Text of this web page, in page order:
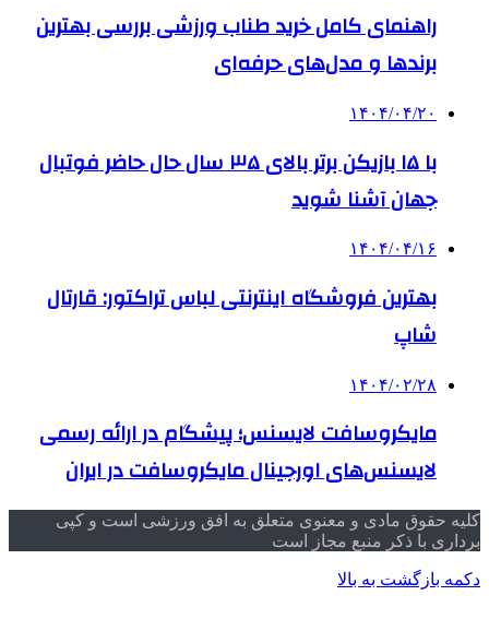
راهنمای کامل خرید طناب ورزشی بررسی بهترین
برندها و مدل‌های حرفه‌ای
۱۴۰۴/۰۴/۲۰
با ۱۵ بازیکن برتر بالای ۳۵ سال حال حاضر فوتبال
جهان آشنا شوید
۱۴۰۴/۰۴/۱۶
بهترین فروشگاه اینترنتی لباس تراکتور: قارتال
شاپ
۱۴۰۴/۰۲/۲۸
مایکروسافت لایسنس؛ پیشگام در ارائه رسمی
لایسنس‌های اورجینال مایکروسافت در ایران
کلیه حقوق مادی و معنوی متعلق به افق ورزشی است و کپی
برداری با ذکر منبع مجاز است
دکمه بازگشت به بالا